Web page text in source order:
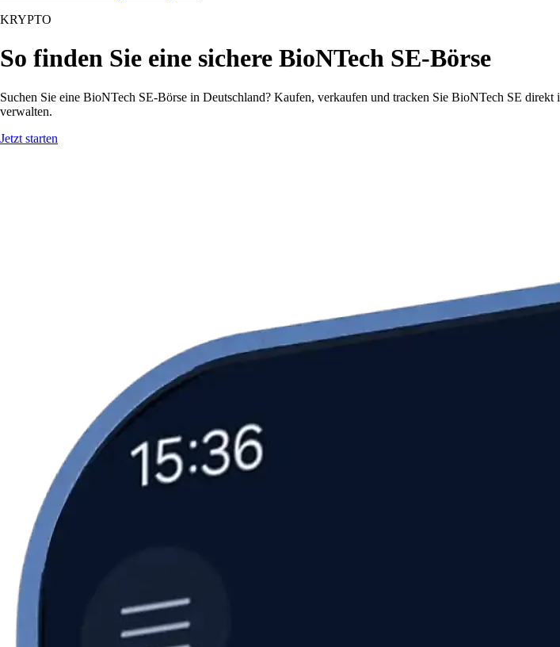
KRYPTO
So finden Sie eine sichere BioNTech SE-Börse
Suchen Sie eine BioNTech SE-Börse in Deutschland? Kaufen, verkaufen und tracken Sie BioNTech SE
verwalten.
Jetzt starten